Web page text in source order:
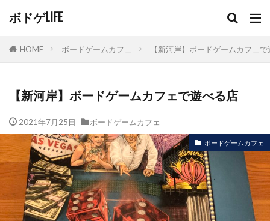
ボドゲLIFE
HOME ボードゲームカフェ 【新河岸】ボードゲームカフェ
【新河岸】ボードゲームカフェで遊べる店
2021年7月25日 ボードゲームカフェ
ボードゲームカフェ